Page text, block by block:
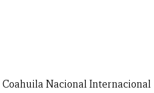
Coahuila NacionalInternacional